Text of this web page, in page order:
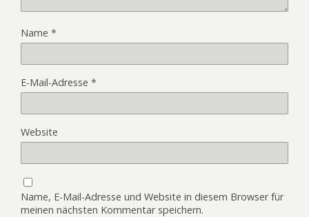
Name *
E-Mail-Adresse *
Website
Name, E-Mail-Adresse und Website in diesem Browser für
meinen nächsten Kommentar speichern.